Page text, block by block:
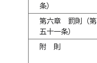
条）
第六章 罰則（第
五十一条）
附 則